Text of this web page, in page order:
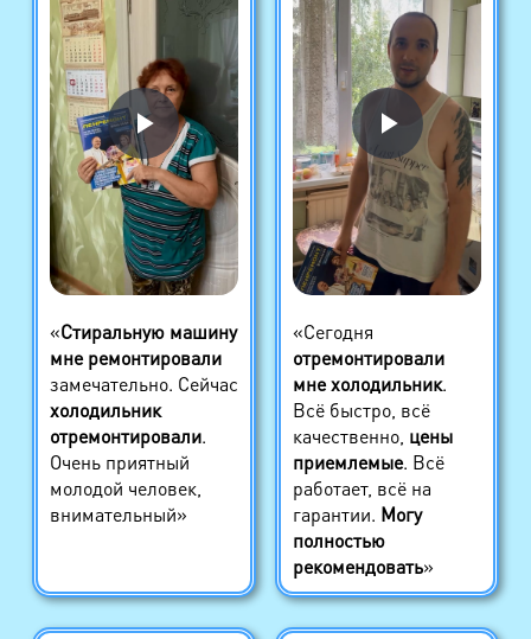
«Стиральную машину
мне ремонтировали
замечательно. Сейчас
холодильник
отремонтировали.
Очень приятный
молодой человек,
внимательный»
«Сегодня
отремонтировали
мне холодильник.
Всё быстро, всё
качественно, цены
приемлемые. Всё
работает, всё на
гарантии. Могу
полностью
рекомендовать»